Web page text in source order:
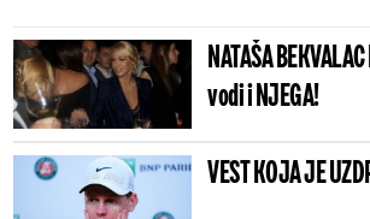
NATAŠA
vodi i NJEGA!
VEST KOJA JE